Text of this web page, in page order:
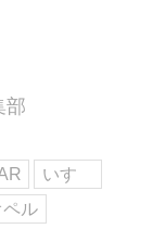
部
いすゞ
ペル